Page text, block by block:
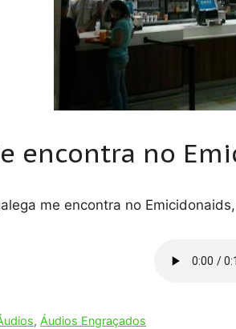
encontra no
me encontra no
, Áudios Engraçados